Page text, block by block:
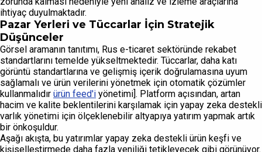
ihtiyaç duyulmaktadır.
Pazar Yerleri ve Tüccarlar İçin Stratejik
Düşünceler
Görsel aramanın tanıtımı, Rus e-ticaret sektöründe rekabet
standartlarını temelde yükseltmektedir. Tüccarlar, daha katı
görüntü standartlarına ve gelişmiş içerik doğrulamasına uyum
sağlamalı ve ürün verilerini yönetmek için otomatik çözümler
kullanmalıdır ürün feed'i yönetimi]. Platform açısından, artan
hacim ve kalite beklentilerini karşılamak için yapay zeka destekli
varlık yönetimi için ölçeklenebilir altyapıya yatırım yapmak artık
bir önkoşuldur.
Aşağı akışta, bu yatırımlar yapay zeka destekli ürün keşfi ve
kişiselleştirmede daha fazla yeniliği tetikleyecek gibi görünüyor.